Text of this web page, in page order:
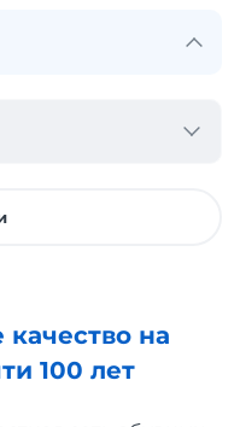
на
100 лет